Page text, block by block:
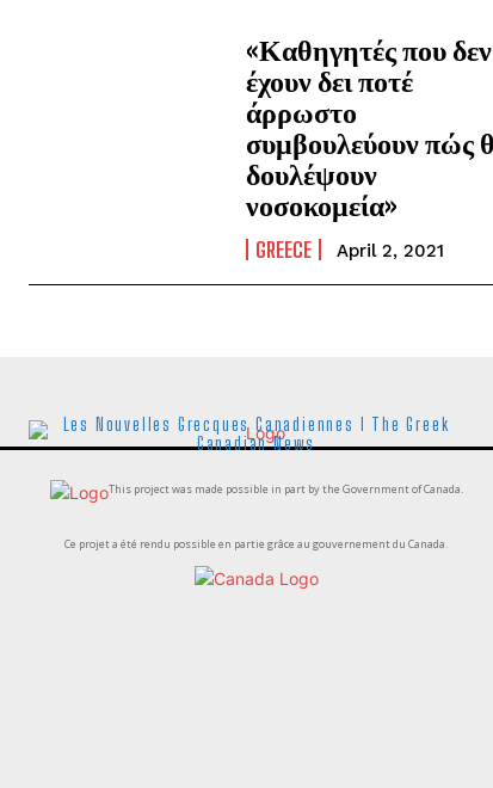
«Καθηγητές που δεν
έχουν δει ποτέ
άρρωστο
συμβουλεύουν πώς
δουλέψουν
νοσοκομεία»
GREECE April 2, 2021
Les Nouvelles Grecques Canadiennes I The Greek
Canadian News
This project was made possible in part by the Government of Canada.
Ce projet a été rendu possible en partie grâce au gouvernement du Canada.